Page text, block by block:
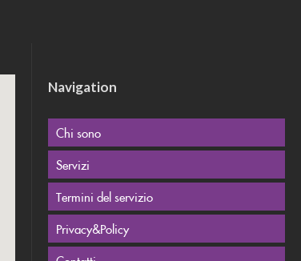
Navigation
Chi sono
Servizi
Termini del servizio
Privacy&Policy